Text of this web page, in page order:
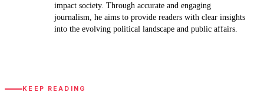
impact society. Through accurate and engaging
journalism, he aims to provide readers with clear insights
into the evolving political landscape and public affairs.
KEEP READING